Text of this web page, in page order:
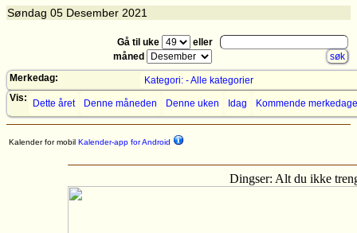
Søndag 05 Desember 2021
Gå til uke
eller
måned
Merkedag:
Kategori: - Alle kategorier
Vis:
Dette året Denne måneden Denne uken Idag Kommende
Kalender for mobil Kalender-app for Android
Dingser: Alt du ikke